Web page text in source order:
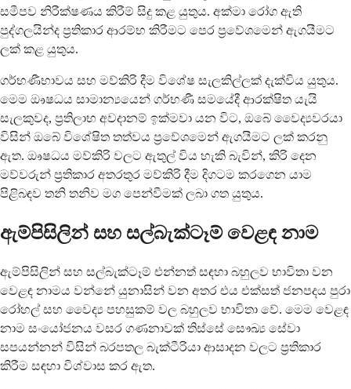
සමීපව නිරීක්ෂණය කිරීම් සිදු කළ යුතුය. අක්මා රෝග ඇති
පුද්ගලයින්ද ප්‍රතිකාර ආරම්භ කිරීමට පෙර ප්‍රවේශමෙන් ඇගයීමට
ලක් කළ යුතුය.
ගර්භණීභාවය සහ මව්කිරි දීම විශේෂ සැලකිල්ලක් දැක්විය යුතුය.
මෙම ඖෂධය සාමාන්‍යයෙන් ගර්භණී සමයේදී ආරක්ෂිත යැයි
සැලකුවද, ප්‍රතිලාභ අවදානම් ඉක්මවා යන විට, ඔබේ වෛද්‍යවරයා
විසින් ඔබේ විශේෂිත තත්වය ප්‍රවේශමෙන් ඇගයීමට ලක් කරනු
ඇත. ඖෂධය මව්කිරි වලට ඇතුල් විය හැකි බැවින්, කිරි දෙන
මව්වරුන් ප්‍රතිකාර අතරතුර මව්කිරි දීම දිගටම කරගෙන යාම
පිළිබඳව තනි තනිව මග පෙන්වීමක් ලබා ගත යුතුය.
ඇම්පිසිලින් සහ සල්බැක්ටෑම් වෙළඳ නාම
ඇම්පිසිලින් සහ සල්බැක්ටෑම් එන්නත් සඳහා බහුලව භාවිතා වන
වෙළඳ නාමය වන්නේ යුනාසින් වන අතර එය එක්සත් ජනපදය පුරා
රෝහල් සහ වෛද්‍ය පහසුකම් වල බහුලව භාවිතා වේ. මෙම වෙළඳ
නාම සංයෝජනය වසර ගණනාවක් තිස්සේ සෞඛ්‍ය සේවා
සපයන්නන් විසින් බරපතල බැක්ටීරියා ආසාදන වලට ප්‍රතිකාර
කිරීම සඳහා විශ්වාස කර ඇත.